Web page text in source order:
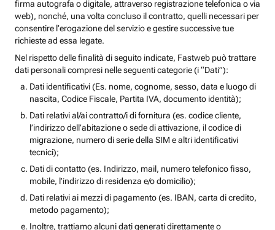
firma autografa o digitale, attraverso registrazione telefonica o via
web), nonché, una volta concluso il contratto, quelli necessari per
consentire l’erogazione del servizio e gestire successive tue
richieste ad essa legate.
Nel rispetto delle finalità di seguito indicate, Fastweb può trattare
dati personali compresi nelle seguenti categorie (i “Dati”):
Dati identificativi (Es. nome, cognome, sesso, data e luogo di
nascita, Codice Fiscale, Partita IVA, documento identità);
Dati relativi al/ai contratto/i di fornitura (es. codice cliente,
l’indirizzo dell’abitazione o sede di attivazione, il codice di
migrazione, numero di serie della SIM e altri identificativi
tecnici);
Dati di contatto (es. Indirizzo, mail, numero telefonico fisso,
mobile, l’indirizzo di residenza e/o domicilio);
Dati relativi ai mezzi di pagamento (es. IBAN, carta di credito,
metodo pagamento);
Inoltre, trattiamo alcuni dati generati direttamente o